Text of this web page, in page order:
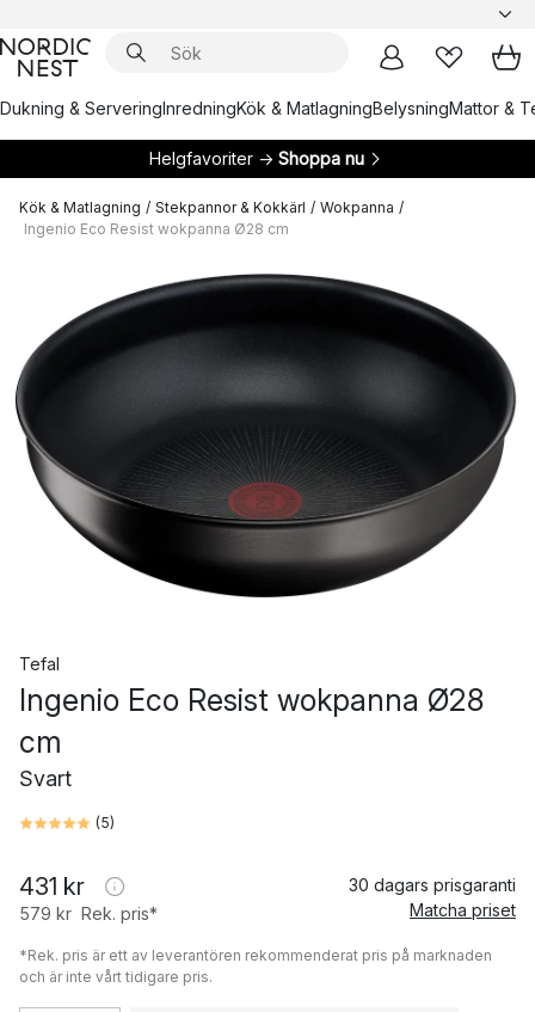
Dukning & ServeringInredningKök & MatlagningBelysningMattor &
Helgfavoriter → Shoppa nu
Kök & Matlagning / Stekpannor & Kokkärl / Wokpanna /
Ingenio Eco Resist wokpanna Ø28 cm
Tefal
Ingenio Eco Resist wokpanna Ø28
cm
Svart
(5)
431 kr
579 kr Rek. pris*
30 dagars prisgaranti
Matcha priset
*Rek. pris är ett av leverantören rekommenderat pris på marknaden
och är inte vårt tidigare pris.